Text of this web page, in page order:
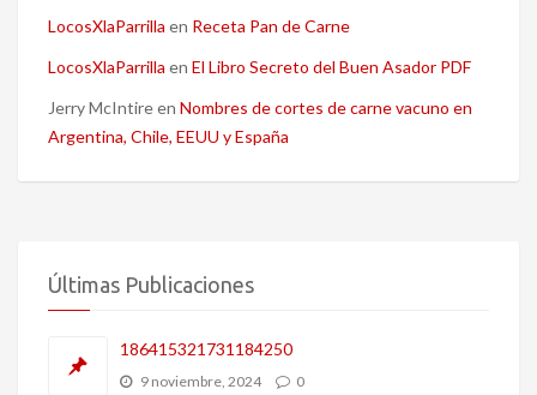
LocosXlaParrilla en Receta Pan de Carne
LocosXlaParrilla en El Libro Secreto del Buen Asador PDF
Jerry McIntireen Nombres de cortes de carne vacuno en
Argentina, Chile, EEUU y España
Últimas Publicaciones
186415321731184250
9 noviembre, 2024 0